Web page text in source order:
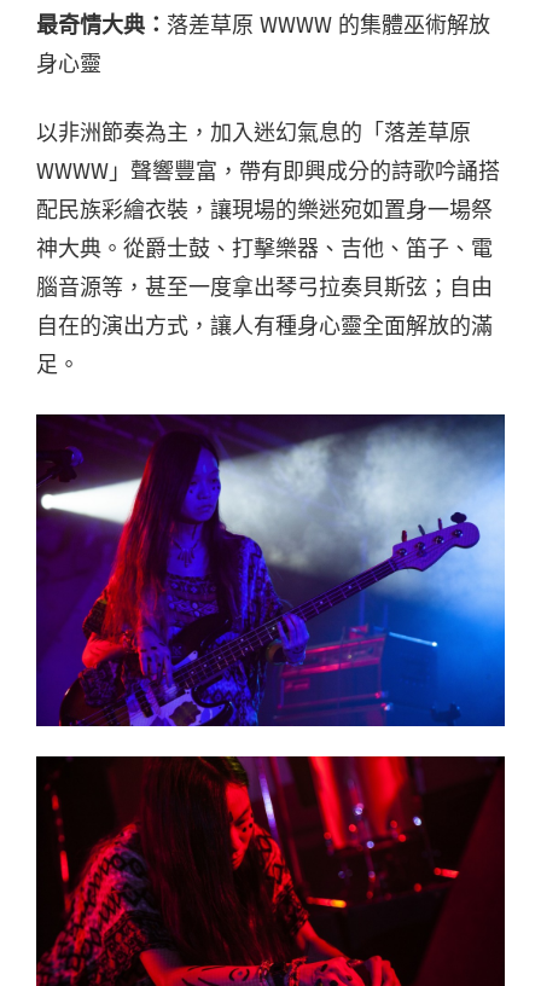
最奇情大典： 落差草原 WWWW 的集體巫術解放
身心靈
以非洲節奏為主，加入迷幻氣息的「落差草原
WWWW」聲響豐富，帶有即興成分的詩歌吟誦搭
配民族彩繪衣裝，讓現場的樂迷宛如置身一場祭
神大典。從爵士鼓、打擊樂器、吉他、笛子、電
腦音源等，甚至一度拿出琴弓拉奏貝斯弦；自由
自在的演出方式，讓人有種身心靈全面解放的滿
足。